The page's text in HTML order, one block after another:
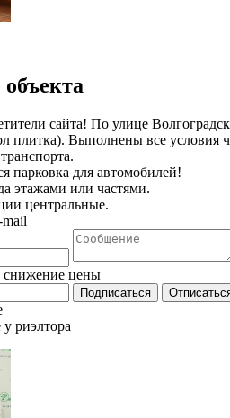
сайта! По улице
плитка). Выполнены все условия
парковка для автомобилей!
этажами или частями.
центральные.
снижение цены
риэлтора